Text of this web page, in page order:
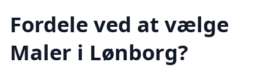
Fordele ved at vælge
Maler i Lønborg?